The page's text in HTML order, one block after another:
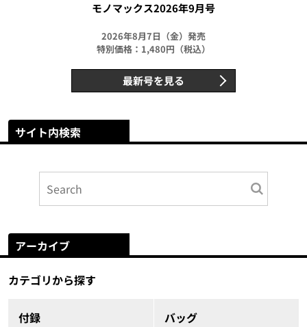
モノマックス2026年9月号
2026年8月7日（金）発売
特別価格：1,480円（税込）
最新号を見る
サイト内検索
アーカイブ
カテゴリから探す
付録 バッグ